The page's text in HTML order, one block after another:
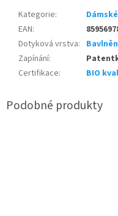
Kategorie:
EAN:
Dotyková vrstva:
Zapínání:
Certifikace: BIO